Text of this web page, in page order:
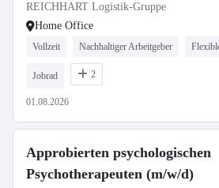
REICHHART Logistik-Gruppe
Home Office
Vollzeit Nachhaltiger Arbeitgeber
Jobrad 2
01.08.2026
Approbierten psychologischen
Psychotherapeuten (m/w/d)